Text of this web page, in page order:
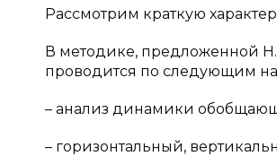
Рассмотрим краткую
В методике, предложенной
проводится по следующим
– анализ динамики
– горизонтальный,